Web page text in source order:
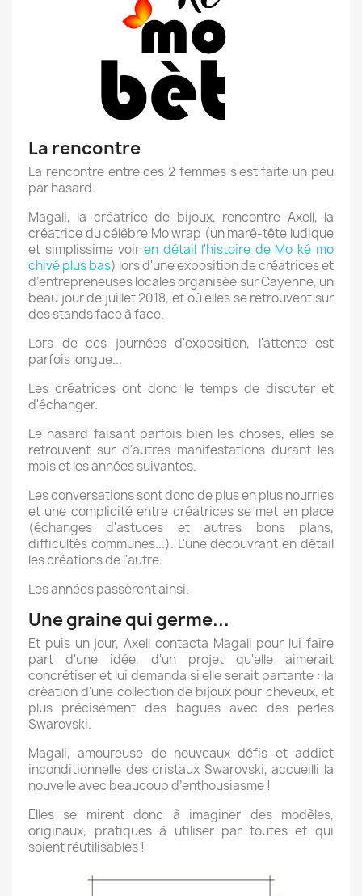
La rencontre
La rencontre entre ces 2 femmes s'est faite un peu
par hasard.
Magali, la créatrice de bijoux, rencontre Axell, la
créatrice du célèbre Mo wrap (un maré-tête ludique
et simplissime voiren détail l'histoire de Mo ké mo
chivé plus bas) lors d'une exposition de créatrices et
d’entrepreneuses locales organisée sur Cayenne, un
beau jour de juillet 2018, et où elles se retrouvent sur
des stands face à face.
Lors de ces journées d'exposition, l'attente est
parfois longue...
Les créatrices ont donc le temps de discuter et
d'échanger.
Le hasard faisant parfois bien les choses, elles se
retrouvent sur d'autres manifestations durant les
mois et les années suivantes.
Les conversations sont donc de plus en plus nourries
et une complicité entre créatrices se met en place
(échanges d'astuces et autres bons plans,
difficultés communes...). L'une découvrant en détail
les créations de l'autre.
Les années passèrent ainsi.
Une graine qui germe...
Et puis un jour, Axell contacta Magali pour lui faire
part d'une idée, d'un projet qu'elle aimerait
concrétiser et lui demanda si elle serait partante : la
création d'une collection de bijoux pour cheveux, et
plus précisément des bagues avec des perles
Swarovski.
Magali, amoureuse de nouveaux défis et addict
inconditionnelle des cristaux Swarovski, accueilli la
nouvelle avec beaucoup d’enthousiasme !
Elles se mirent donc à imaginer des modèles,
originaux, pratiques à utiliser par toutes et qui
soient réutilisables !